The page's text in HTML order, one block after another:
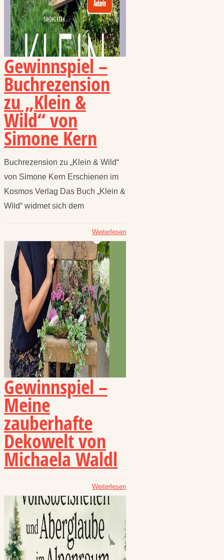
Gewinnspiel –
Buchrezension
zu „Klein &
Wild“ von
Simone Kern
Buchrezension zu „Klein & Wild“
von Simone Kern Erschienen im
Kosmos Verlag Das Buch „Klein &
Wild“ widmet sich dem
Weiterlesen
Gewinnspiel –
Meine
zauberhafte
Dekowelt von
Michaela Waldl
Weiterlesen